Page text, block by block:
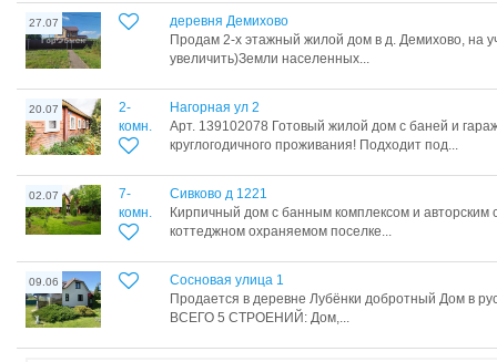
27.07
деревня Демихово
Продам 2-х этажный жилой дом в д. Демихово, на
увеличить)Земли населенных...
20.07
2-
комн.
Нагорная ул 2
Арт. 139102078 Готовый жилой дом с баней и
круглогодичного проживания! Подходит под...
02.07
7-
комн.
Сивково д 1221
Кирпичный дом с банным комплексом и авторским
коттеджном охраняемом поселке...
09.06
Сосновая улица 1
Продается в деревне Лубёнки добротный Дом в
ВСЕГО 5 СТРОЕНИЙ: Дом,...